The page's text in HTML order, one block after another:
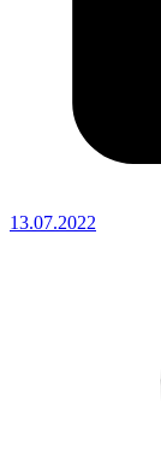
13.07.2022